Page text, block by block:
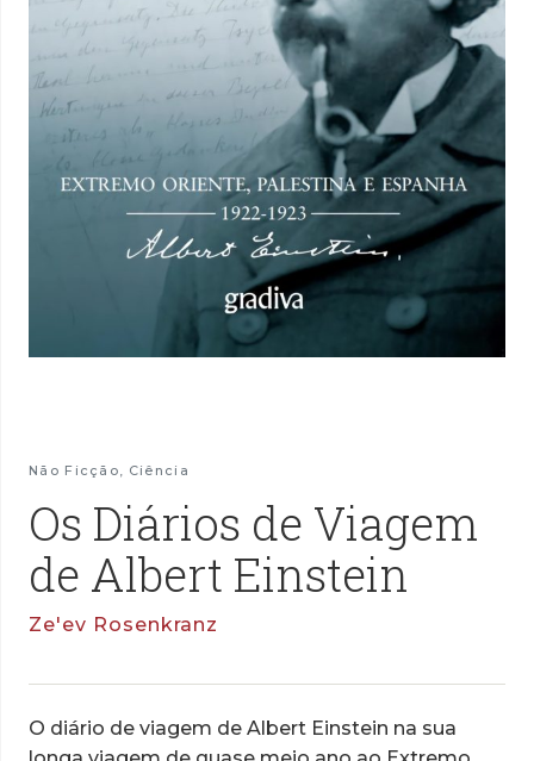
Não Ficção, Ciência
Os Diários de Viagem
de Albert Einstein
Ze'ev Rosenkranz
O diário de viagem de Albert Einstein na sua